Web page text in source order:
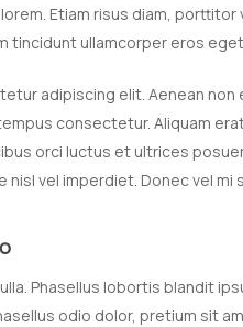
Etiam risus diam,
tincidunt ullamcorper eros
adipiscing elit. Aenean non
consectetur. Aliquam
orci luctus et ultrices
vel imperdiet. Donec vel mi
Phasellus lobortis blandit
odio dolor, pretium sit